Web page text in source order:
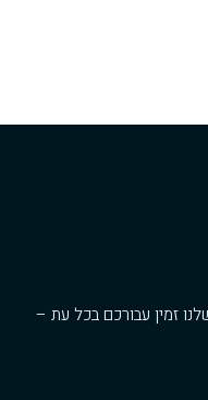
זמין עבורכם בכל עת –